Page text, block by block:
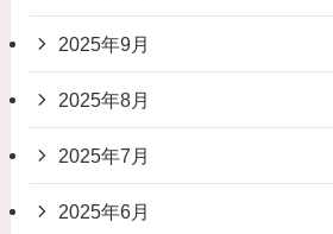
2025年9月
2025年8月
2025年7月
2025年6月